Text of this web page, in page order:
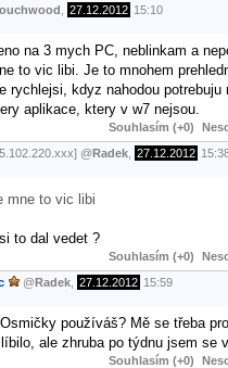
27.12.2012 15:10
na 3 mych PC, neblinkam a
to vic libi. Je to mnohem
rychlejsi, kdyz nahodou potrebuju
aplikace, ktery v w7 nejsou.
Souhlasím (+0)
@Radek 27.12.2012
mne to vic libi
to dal vedet ?
Souhlasím (+0)
@Radek 27.12.2012 15:59
používáš? Mě se třeba
ale zhruba po týdnu jsem se
Souhlasím (+0)